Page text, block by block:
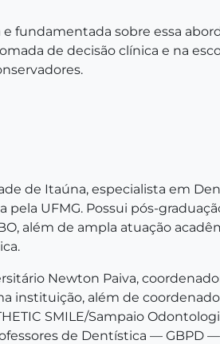
fundamentada sobre essa
de decisão clínica e na
de Itaúna, especialista em
UFMG. Possui pós-
além de ampla atuação
Newton Paiva,
instituição, além de
SMILE/Sampaio
de Dentística — GBPD